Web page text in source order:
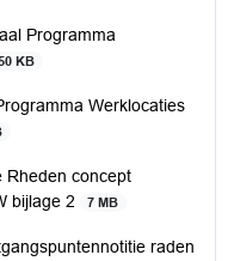
Programma
KB
Werklocaties
Rheden concept
bijlage 2
7 MB
raden